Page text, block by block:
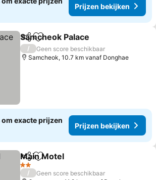
Prijzen bekijken
DelenToevoegen aan favorieten
Samcheok Palace
/
Geen score beschikbaar
Samcheok, 10.7 km vanaf Donghae
exacte prijzen
Prijzen bekijken
DelenToevoegen aan favorieten
Main Motel
2 Sterren
/
Geen score beschikbaar